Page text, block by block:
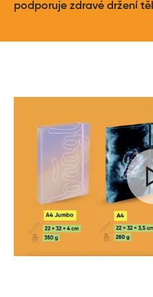
podporuje zdravé držení